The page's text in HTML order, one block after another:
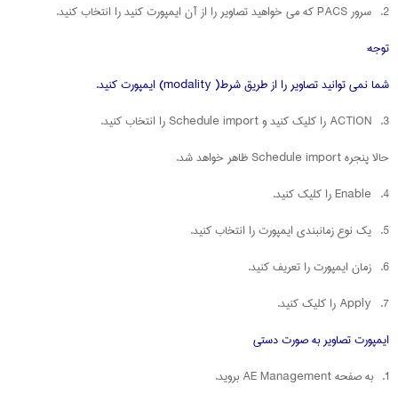
2. سرور PACS که می خواهید تصاویر را از آن ایمپورت کنید را انتخاب کنید.
توجه:
شما نمی توانید تصاویر را از طریق شرط( modality) ایمپورت کنید.
3. ACTION را کلیک کنید و Schedule import را انتخاب کنید.
حالا پنجره Schedule import ظاهر خواهد شد.
4. Enable را کلیک کنید.
5. یک نوع زمانبندی ایمپورت را انتخاب کنید.
6. زمان ایمپورت را تعریف کنید.
7. Apply را کلیک کنید.
ایمپورت تصاویر به صورت دستی
1. به صفحه AE Management بروید.